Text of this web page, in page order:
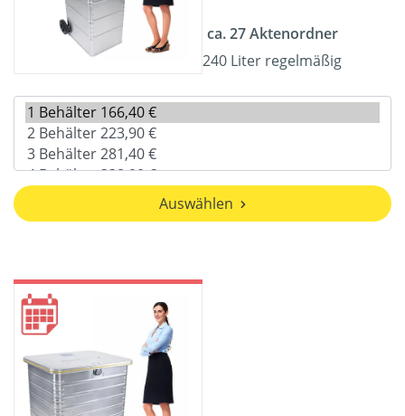
ca. 27 Aktenordner
240 Liter regelmäßig
Auswählen